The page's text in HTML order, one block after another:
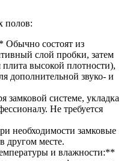
полов:
Обычно состоят из
слой пробки, затем
высокой плотности),
дополнительной звуко- и
замковой системе, укладка
Не требуется
необходимости замковые
другом месте.
и влажности:**